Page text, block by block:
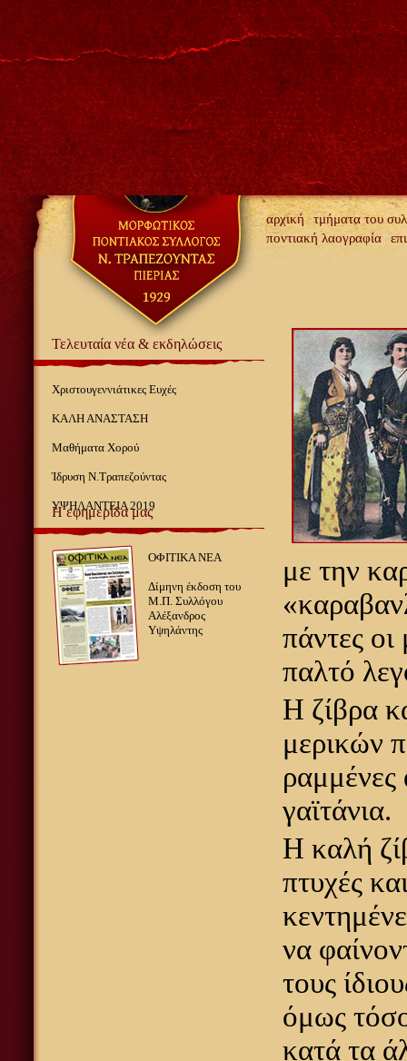
αρχική
τμήματα του
ποντιακή λαογραφία
Τελευταία νέα & εκδηλώσεις
Χριστουγεννιάτικες Ευχές
ΚΑΛΗ ΑΝΑΣΤΑΣΗ
Μαθήματα Χορού
Ίδρυση Ν.Τραπεζούντας
ΥΨΗΛΑΝΤΕΙΑ 2019
Η εφημερίδα μας
ΟΦΙΤΙΚΑ ΝΕΑ
Δίμηνη έκδοση του
Μ.Π. Συλλόγου
Αλέξανδρος
Υψηλάντης
με την
πάντες οι
παλτό
Η ζίβρα
μερικών
ραμμένες
γαϊτάνια.
Η καλή
πτυχές
να
τους
όμως
κατά τα